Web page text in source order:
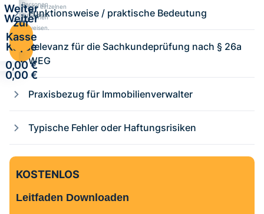
Personen
zuweisen.
Weiter
zur
Kasse
·
0,00 €
Kurse einzelnen
Personen
zuweisen.
Weiter
zur
Kasse
·
0,00 €
Funktionsweise / praktische Bedeutung
Relevanz für die Sachkundeprüfung nach § 26a
WEG
Praxisbezug für Immobilienverwalter
Typische Fehler oder Haftungsrisiken
KOSTENLOS
Leitfaden Downloaden